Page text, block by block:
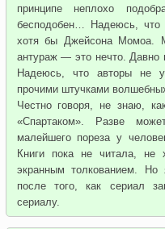
принципе неплохо
бесподобен… Надеюсь, что
хотя бы Джейсона Момоа.
антураж — это нечто. Давно
Надеюсь, что авторы не
прочими штучками
Честно говоря, не знаю,
«Спартаком». Разве
малейшего пореза у
Книги пока не читала, не
экранным толкованием.
после того, как сериал
сериалу.